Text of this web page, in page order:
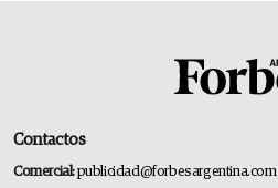
Contactos
Comercial:publicidad@forbesargentina.com